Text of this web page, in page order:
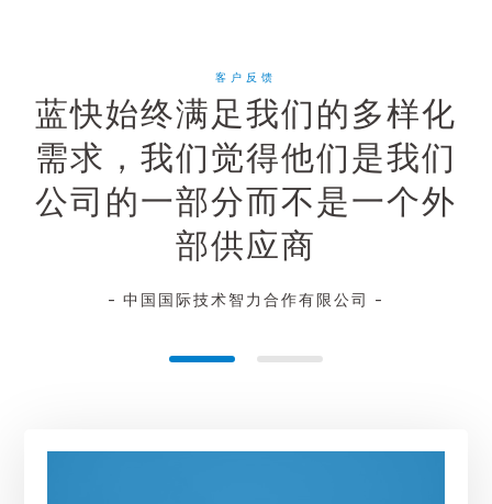
客户反馈
蓝快始终满足我们的多样化
需求，我们觉得他们是我们
公司的一部分而不是一个外
部供应商
- 中国国际技术智力合作有限公司 -